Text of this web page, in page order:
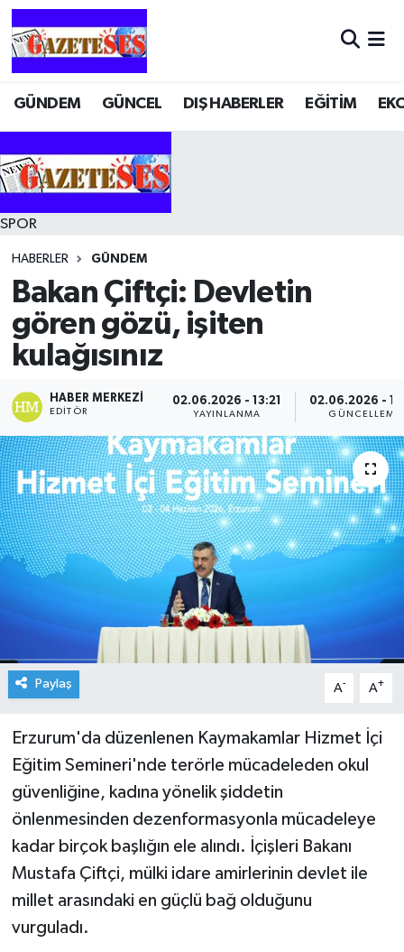
GÜNDEM GÜNCEL DIŞ HABERLER EĞİTİM
SPOR
HABERLER GÜNDEM
Bakan Çiftçi: Devletin
gören gözü, işiten
kulağısınız
HABER MERKEZI
EDITÖR
02.06.2026 - 13:21
YAYINLANMA
02.06.2026 -
GÜNCELLEME
Paylaş A- A+
Erzurum'da düzenlenen Kaymakamlar Hizmet İçi
Eğitim Semineri'nde terörle mücadeleden okul
güvenliğine, kadına yönelik şiddetin
önlenmesinden dezenformasyonla mücadeleye
kadar birçok başlığın ele alındı. İçişleri Bakanı
Mustafa Çiftçi, mülki idare amirlerinin devlet ile
millet arasındaki en güçlü bağ olduğunu
vurguladı.